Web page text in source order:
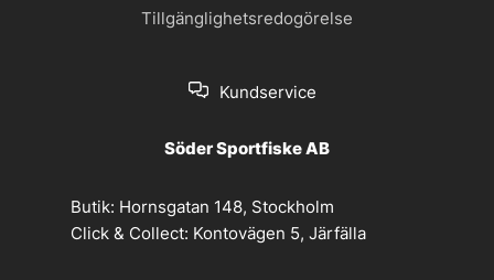
Tillgänglighetsredogörelse
Kundservice
Söder Sportfiske AB
Butik: Hornsgatan 148, Stockholm
Click & Collect: Kontovägen 5, Järfälla